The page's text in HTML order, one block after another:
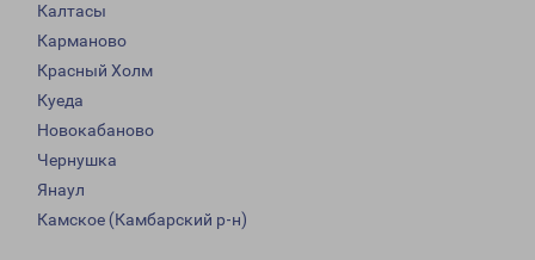
Калтасы
Карманово
Красный Холм
Куеда
Новокабаново
Чернушка
Янаул
Камское (Камбарский р-н)